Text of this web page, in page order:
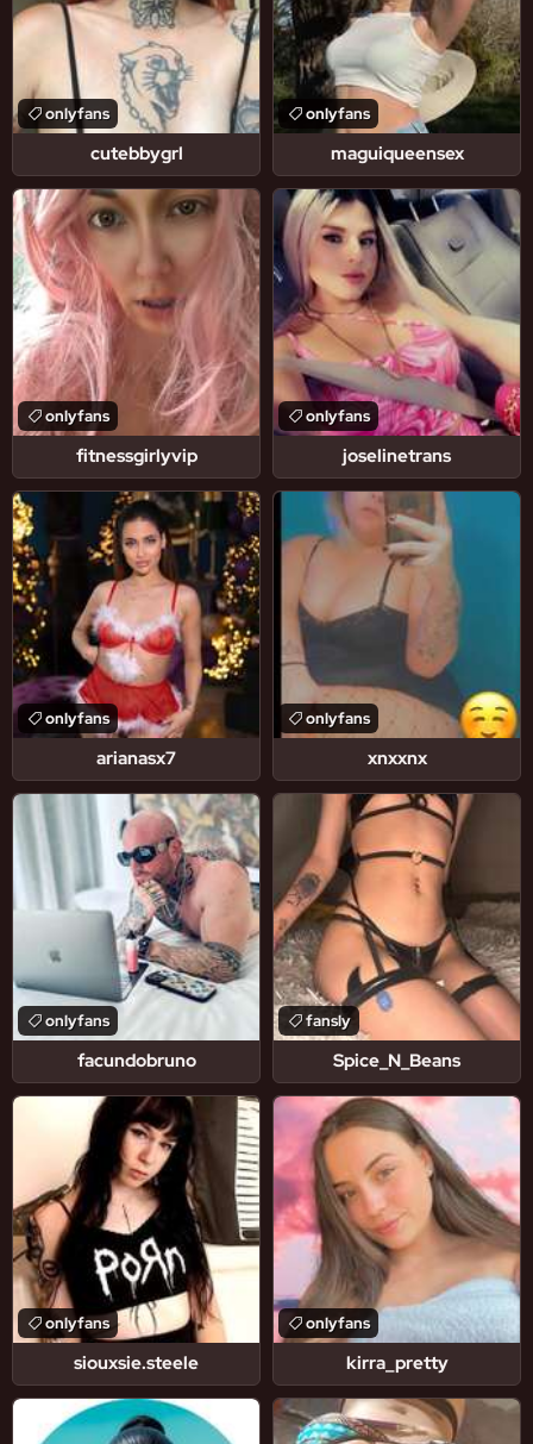
cutebbygrl
onlyfans
maguiqueensex
onlyfans
fitnessgirlyvip
onlyfans
joselinetrans
onlyfans
arianasx7
onlyfans
xnxxnx
onlyfans
facundobruno
onlyfans
Spice_N_Beans
fansly
siouxsie.steele
onlyfans
kirra_pretty
onlyfans